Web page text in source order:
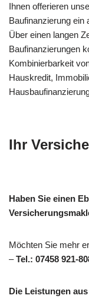
Ihnen offerieren
Baufinanzierung ein
Über einen langen
Baufinanzierungen
Kombinierbarkeit
Hauskredit,
Ihr
Haben Sie einen
Möchten Sie mehr
–Tel.: 07458 921-
Die Leistungen